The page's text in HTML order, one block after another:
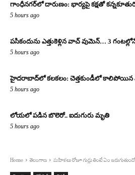
గాంధీనగర్‌లో దారుణం: భార్యపై కక్షతో
5 hours ago
పసికందును ఎత్తుకెళ్లిన వాచ్ వుమెన్… 3
5 hours ago
హైదరాబాద్‌లో కలకలం: చెత్తకుండీలో కాలిపోయిన
5 hours ago
లోయలో పడిన బొలెరో.. ఐదుగురు మృతి
5 hours ago